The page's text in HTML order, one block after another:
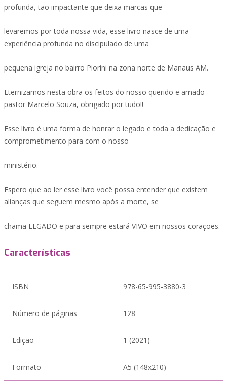
profunda, tão impactante que deixa marcas que
levaremos por toda nossa vida, esse livro nasce de uma
experiência profunda no discipulado de uma
pequena igreja no bairro Piorini na zona norte de Manaus AM.
Eternizamos nesta obra os feitos do nosso querido e amado
pastor Marcelo Souza, obrigado por tudo!!
Esse livro é uma forma de honrar o legado e toda a dedicação e
comprometimento para com o nosso
ministério.
Espero que ao ler esse livro você possa entender que existem
alianças que seguem mesmo após a morte, se
chama LEGADO e para sempre estará VIVO em nossos corações.
Características
ISBN 978-65-995-3880-3
Número de páginas 128
Edição 1 (2021)
Formato A5 (148x210)